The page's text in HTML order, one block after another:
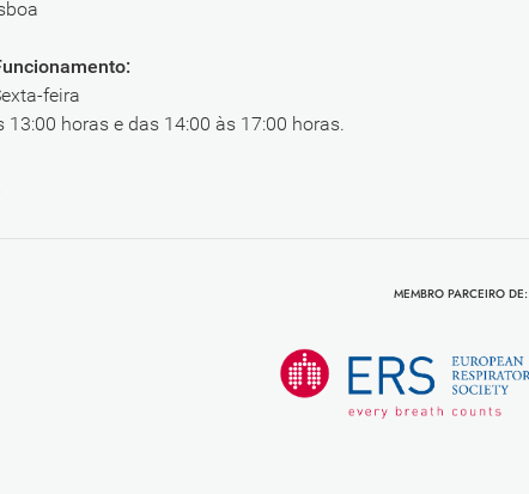
feira
13:00 horas e das 14:00 às 17:00 horas.
MEMBRO PARCEIRO DE: